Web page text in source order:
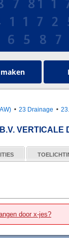
23 Drainage
VERTICALE
door x-jes?